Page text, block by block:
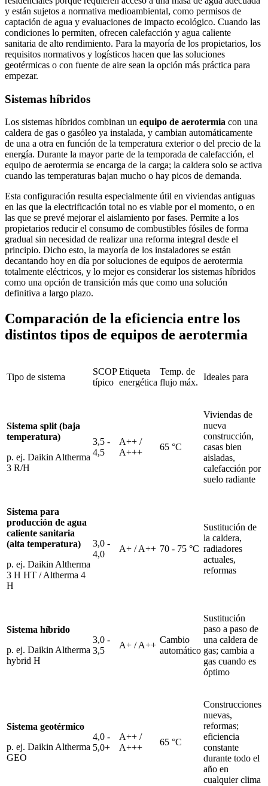
y están sujetos a normativa medioambiental, como permisos de
captación de agua y evaluaciones de impacto ecológico. Cuando las
condiciones lo permiten, ofrecen calefacción y agua caliente
sanitaria de alto rendimiento. Para la mayoría de los propietarios, los
requisitos normativos y logísticos hacen que las soluciones
geotérmicas o con fuente de aire sean la opción más práctica para
empezar.
Sistemas híbridos
Los sistemas híbridos combinan un equipo de aerotermia con una
caldera de gas o gasóleo ya instalada, y cambian automáticamente
de una a otra en función de la temperatura exterior o del precio de la
energía. Durante la mayor parte de la temporada de calefacción, el
equipo de aerotermia se encarga de la carga; la caldera solo se activa
cuando las temperaturas bajan mucho o hay picos de demanda.
Esta configuración resulta especialmente útil en viviendas antiguas
en las que la electrificación total no es viable por el momento, o en
las que se prevé mejorar el aislamiento por fases. Permite a los
propietarios reducir el consumo de combustibles fósiles de forma
gradual sin necesidad de realizar una reforma integral desde el
principio. Dicho esto, la mayoría de los instaladores se están
decantando hoy en día por soluciones de equipos de aerotermia
totalmente eléctricos, y lo mejor es considerar los sistemas híbridos
como una opción de transición más que como una solución
definitiva a largo plazo.
Comparación de la eficiencia entre los
distintos tipos de equipos de aerotermia
Tipo de sistema
SCOP
típico
Etiqueta
energética
Temp. de
flujo máx.
Ideales para
Sistema split (baja
temperatura)
p. ej. Daikin Altherma
3 R/H
3,5 -
4,5
A++ /
A+++
65 °C
Viviendas de
nueva
construcción,
casas bien
aisladas,
calefacción por
suelo radiante
Sistema para
producción de agua
caliente sanitaria
(alta temperatura)
p. ej. Daikin Altherma
3 H HT / Altherma 4
H
3,0 -
4,0
A+ / A++ 70 - 75 °C
Sustitución de
la caldera,
radiadores
actuales,
reformas
Sistema híbrido
p. ej. Daikin Altherma
hybrid H
3,0 -
3,5
A+ / A++
Cambio
automático
Sustitución
paso a paso de
una caldera de
gas; cambia a
gas cuando es
óptimo
Sistema geotérmico
p. ej. Daikin Altherma
GEO
4,0 -
5,0+
A++ /
A+++
65 °C
Construcciones
nuevas,
reformas;
eficiencia
constante
durante todo el
año en
cualquier clima